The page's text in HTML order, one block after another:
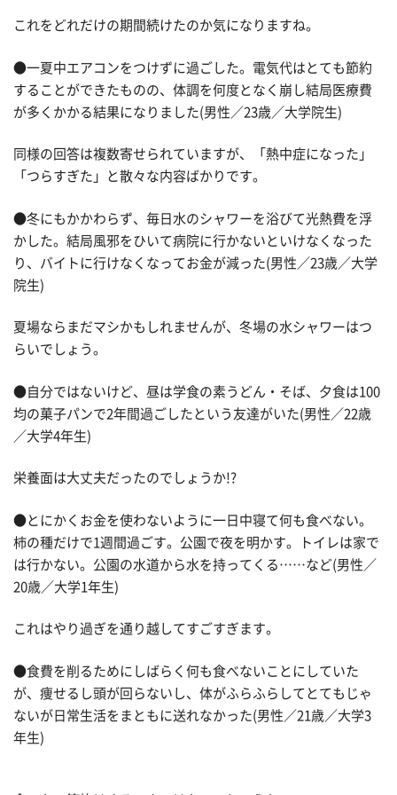
これをどれだけの期間続けたのか気になりますね。
●一夏中エアコンをつけずに過ごした。電気代はとても節約
することができたものの、体調を何度となく崩し結局医療費
が多くかかる結果になりました(男性／23歳／大学院生)
同様の回答は複数寄せられていますが、「熱中症になった」
「つらすぎた」と散々な内容ばかりです。
●冬にもかかわらず、毎日水のシャワーを浴びて光熱費を浮
かした。結局風邪をひいて病院に行かないといけなくなった
り、バイトに行けなくなってお金が減った(男性／23歳／大学
院生)
夏場ならまだマシかもしれませんが、冬場の水シャワーはつ
らいでしょう。
●自分ではないけど、昼は学食の素うどん・そば、夕食は100
均の菓子パンで2年間過ごしたという友達がいた(男性／22歳
／大学4年生)
栄養面は大丈夫だったのでしょうか!?
●とにかくお金を使わないように一日中寝て何も食べない。
柿の種だけで1週間過ごす。公園で夜を明かす。トイレは家で
は行かない。公園の水道から水を持ってくる……など(男性／
20歳／大学1年生)
これはやり過ぎを通り越してすごすぎます。
●食費を削るためにしばらく何も食べないことにしていた
が、痩せるし頭が回らないし、体がふらふらしてとてもじゃ
ないが日常生活をまともに送れなかった(男性／21歳／大学3
年生)